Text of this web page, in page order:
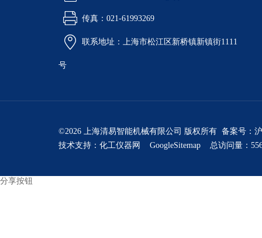
传真：021-61993269
联系地址：上海市松江区新桥镇新镇街1111
号
©2026 上海清易智能机械有限公司 版权所有 备案号：
技术支持： 化工仪器网 GoogleSitemap 总访问量：
分享按钮